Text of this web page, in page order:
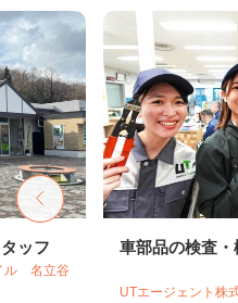
ッフ
ル 名立谷
車部品の検査
UTエージェント株